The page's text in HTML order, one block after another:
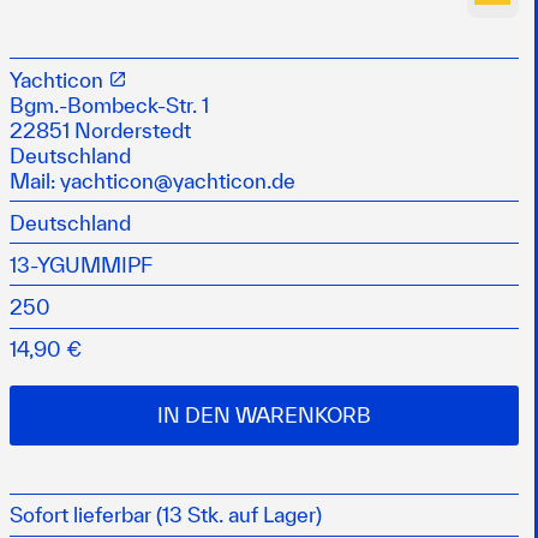
und Zierleisten und beugt so Regenstreifen am
für alle Arten von Kunststoff eingesetzt werden
Gummis
Yachticon
Bgm.-Bombeck-Str. 1
22851 Norderstedt
Deutschland
Mail: yachticon@yachticon.de
Deutschland
13-YGUMMIPF
250
14,90 €
IN DEN WARENKORB
Sofort lieferbar (13 Stk. auf Lager)